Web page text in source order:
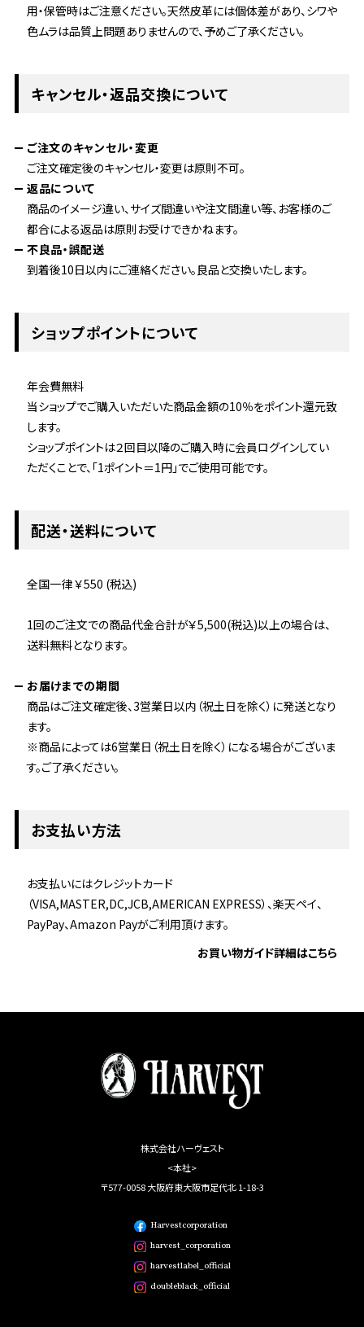
用・保管時はご注意ください。天然皮革には個体差があり、シワや
色ムラは品質上問題ありませんので、予めご了承ください。
キャンセル・返品交換について
ご注文のキャンセル・変更
ご注文確定後のキャンセル・変更は原則不可。
返品について
商品のイメージ違い、サイズ間違いや注文間違い等、お客様のご
都合による返品は原則お受けできかねます。
不良品・誤配送
到着後10日以内にご連絡ください。良品と交換いたします。
ショップポイントについて
年会費無料
当ショップでご購入いただいた商品金額の10％をポイント還元致
します。
ショップポイントは２回目以降のご購入時に会員ログインしてい
ただくことで、「1ポイント＝1円」でご使用可能です。
配送・送料について
全国一律 ￥550 (税込)
1回のご注文での商品代金合計が￥5,500(税込)以上の場合は、
送料無料となります。
お届けまでの期間
商品はご注文確定後、3営業日以内（祝土日を除く）に発送となり
ます。
※商品によっては6営業日（祝土日を除く）になる場合がございま
す。ご了承ください。
お支払い方法
お支払いにはクレジットカード
（VISA,MASTER,DC,JCB,AMERICAN EXPRESS）、楽天ペイ、
PayPay、Amazon Payがご利用頂けます。
お買い物ガイド詳細はこちら
株式会社ハーヴェスト
<本社>
〒577-0058 大阪府東大阪市足代北 1-18-3
Harvestcorporation
harvest_corporation
harvestlabel_official
doubleblack_official